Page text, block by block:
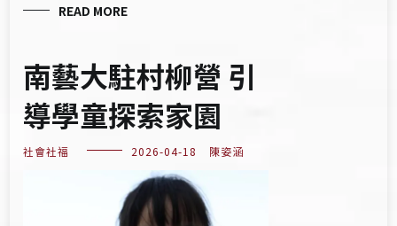
READ MORE
南藝大駐村柳營 引
導學童探索家園
社會社福 2026-04-18 陳姿涵